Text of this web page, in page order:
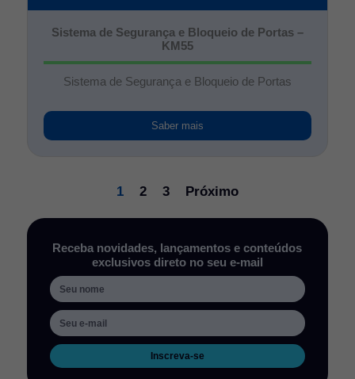
Sistema de Segurança e Bloqueio de Portas –
KM55
Sistema de Segurança e Bloqueio de Portas
Saber mais
1 2 3 Próximo
Receba novidades, lançamentos e conteúdos
exclusivos direto no seu e-mail
Inscreva-se